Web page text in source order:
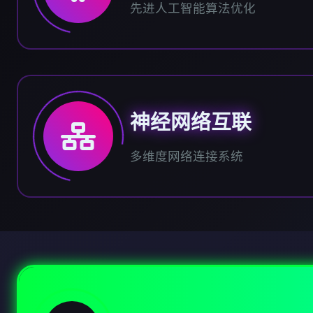
先进人工智能算法优化
神经网络互联
多维度网络连接系统